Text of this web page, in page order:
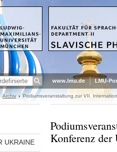
www.lmu.de LMU-
Archiv Podiumsveranstaltung zur VII.
UKRAINE
Konferenz